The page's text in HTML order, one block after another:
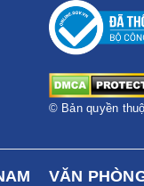
chọn mẫu két sắt
lớn hơn. Ở
© Bản quyền
VĂN